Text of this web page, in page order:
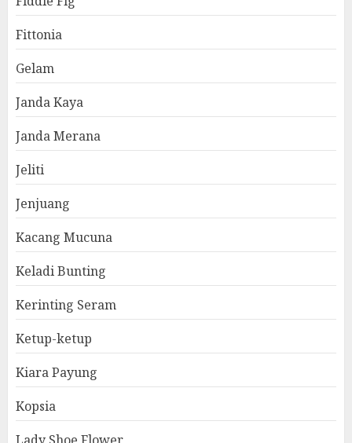
Fittonia
Gelam
Janda Kaya
Janda Merana
Jeliti
Jenjuang
Kacang Mucuna
Keladi Bunting
Kerinting Seram
Ketup-ketup
Kiara Payung
Kopsia